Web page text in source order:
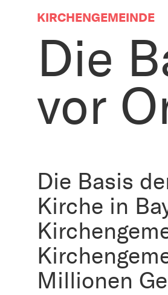
KIRCHENGEMEINDE
Die
vor
Die Basis
Kirche in
Millionen